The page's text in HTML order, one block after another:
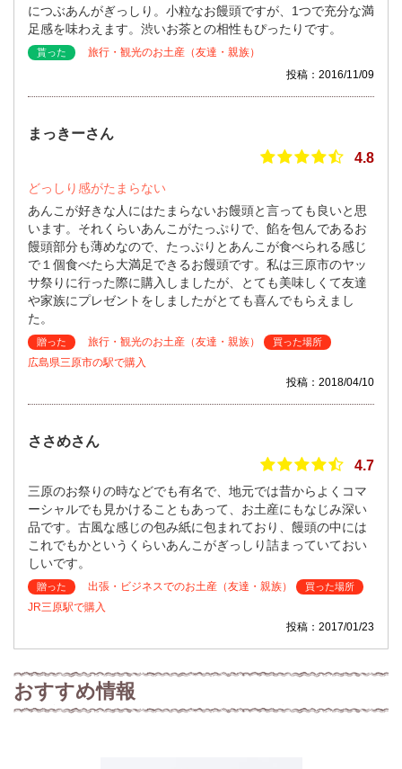
につぶあんがぎっしり。小粒なお饅頭ですが、1つで充分な満
足感を味わえます。渋いお茶との相性もぴったりです。
貰った
旅行・観光のお土産（友達・親族）
投稿：2016/11/09
まっきーさん
4.8
どっしり感がたまらない
あんこが好きな人にはたまらないお饅頭と言っても良いと思
います。それくらいあんこがたっぷりで、餡を包んであるお
饅頭部分も薄めなので、たっぷりとあんこが食べられる感じ
で１個食べたら大満足できるお饅頭です。私は三原市のヤッ
サ祭りに行った際に購入しましたが、とても美味しくて友達
や家族にプレゼントをしましたがとても喜んでもらえまし
た。
贈った 旅行・観光のお土産（友達・親族） 買った場所
広島県三原市の駅で購入
投稿：2018/04/10
ささめさん
4.7
三原のお祭りの時などでも有名で、地元では昔からよくコマ
ーシャルでも見かけることもあって、お土産にもなじみ深い
品です。古風な感じの包み紙に包まれており、饅頭の中には
これでもかというくらいあんこがぎっしり詰まっていておい
しいです。
贈った 出張・ビジネスでのお土産（友達・親族） 買った場所
JR三原駅で購入
投稿：2017/01/23
おすすめ情報